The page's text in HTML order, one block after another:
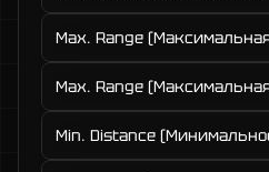
Max. Range
Max. Range
Min. Distance